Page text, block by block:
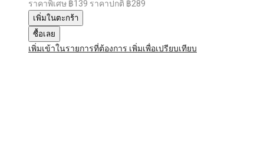
ราคาพิเศษ ฿139 ราคาปกติ ฿289
เพิ่มในตะกร้า
ซื้อเลย
เพิ่มเข้าในรายการที่ต้องการ เพิ่มเพื่อเปรียบเทียบ